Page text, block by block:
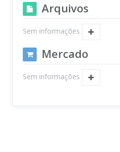
Arquivos
Sem informações
Mercado
Sem informações